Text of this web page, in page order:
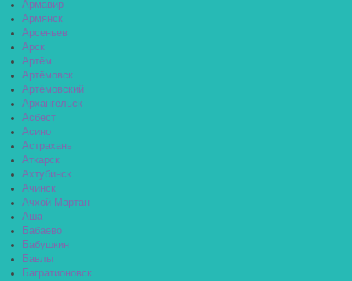
Армавир
Армянск
Арсеньев
Арск
Артём
Артёмовск
Артёмовский
Архангельск
Асбест
Асино
Астрахань
Аткарск
Ахтубинск
Ачинск
Ачхой-Мартан
Аша
Бабаево
Бабушкин
Бавлы
Багратионовск